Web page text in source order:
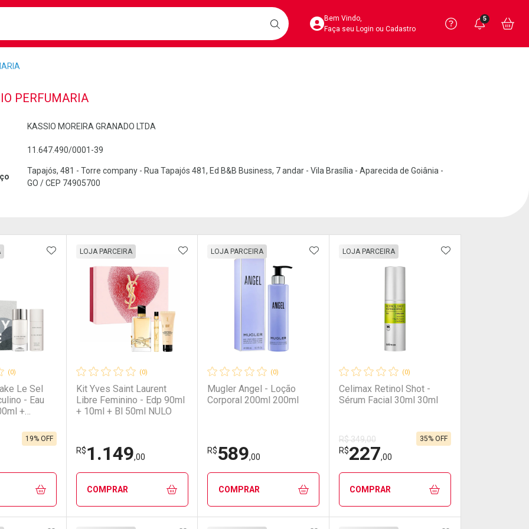
BUSCARAcesse sua Conta
Bem Vindo,
Faça seu Login ou Cadastro
Precisa
Ver Recursos
Você
5
PERFUMARIA
KASSIO MOREIRA GRANADO LTDA
11.647.490/0001-39
Tapajós, 481 - Torre company - Rua Tapajós 481, Ed B&B Business, 7 andar - Vila Brasília - Aparecida de Goiânia -
GO / CEP 74905700
(0)
Le Sel
- Eau
+
19% OFF
ADICIONAR AOS FAVORITOS
(0)
Kit Yves Saint Laurent
Libre Feminino - Edp 90ml
+ 10ml + Bl 50ml NULO
LOJA PARCEIRA
R$1.149,00
ADICIONAR AOS FAVORITOS
COMPRAR
(0)
Mugler Angel - Loção
Corporal 200ml 200ml
LOJA PARCEIRA
R$589,00
ADICIONAR AOS FAVORITOS
COMPRAR
(0)
Celimax Retinol Shot -
Sérum Facial 30ml 30ml
LOJA PARCEIRA
R$ 349,00
R$227,00
35% OFF
ADICIONAR AOS
COMPRAR